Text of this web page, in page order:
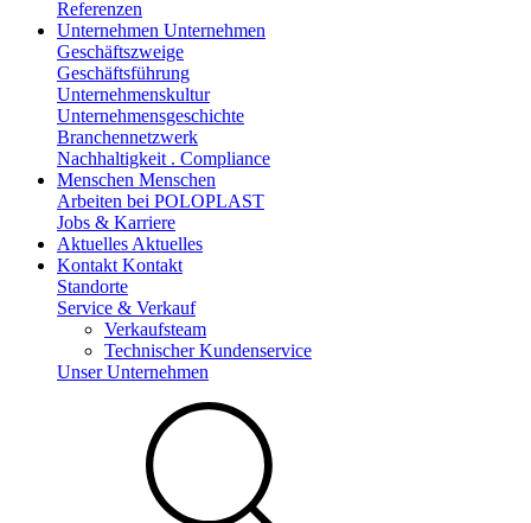
Referenzen
Unternehmen Unternehmen
Geschäftszweige
Geschäftsführung
Unternehmenskultur
Unternehmensgeschichte
Branchennetzwerk
Nachhaltigkeit . Compliance
Menschen Menschen
Arbeiten bei POLOPLAST
Jobs & Karriere
Aktuelles Aktuelles
Kontakt Kontakt
Standorte
Service & Verkauf
Verkaufsteam
Technischer Kundenservice
Unser Unternehmen